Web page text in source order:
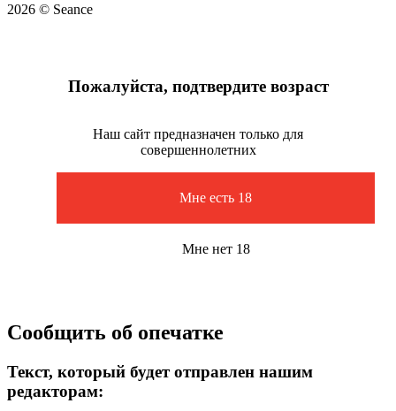
2026 © Seance
Пожалуйста, подтвердите возраст
Наш сайт предназначен только для
совершеннолетних
Мне есть 18
Мне нет 18
Сообщить об опечатке
Текст, который будет отправлен нашим
редакторам: